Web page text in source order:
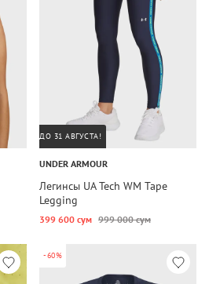
ДО 31 АВГУСТА!
UNDER ARMOUR
Легинсы UA Tech WM Tape
Legging
399 600 сум 999 000 сум
-60%